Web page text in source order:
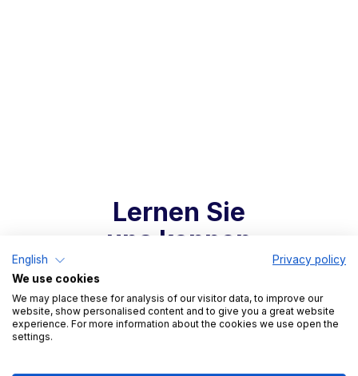
Lernen Sie
uns kennen
English
Privacy policy
We use cookies
We may place these for analysis of our visitor data, to improve our
website, show personalised content and to give you a great website
experience. For more information about the cookies we use open the
settings.